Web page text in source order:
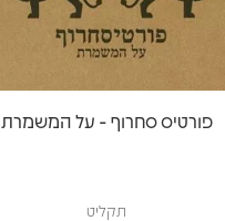
פורטיס סחרוף - על המשמרת
תקליט